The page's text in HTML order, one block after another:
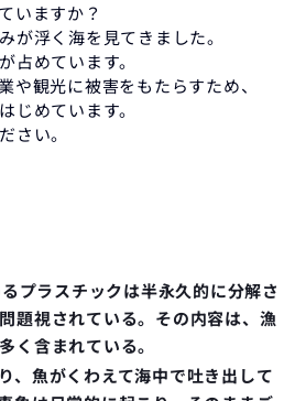
いますか？
が浮く海を見てきました。
占めています。
や観光に被害をもたらすため、
じめています。
さい。
プラスチックは半永久的に分解さ
題視されている。その内容は、漁
く含まれている。
、魚がくわえて海中で吐き出して